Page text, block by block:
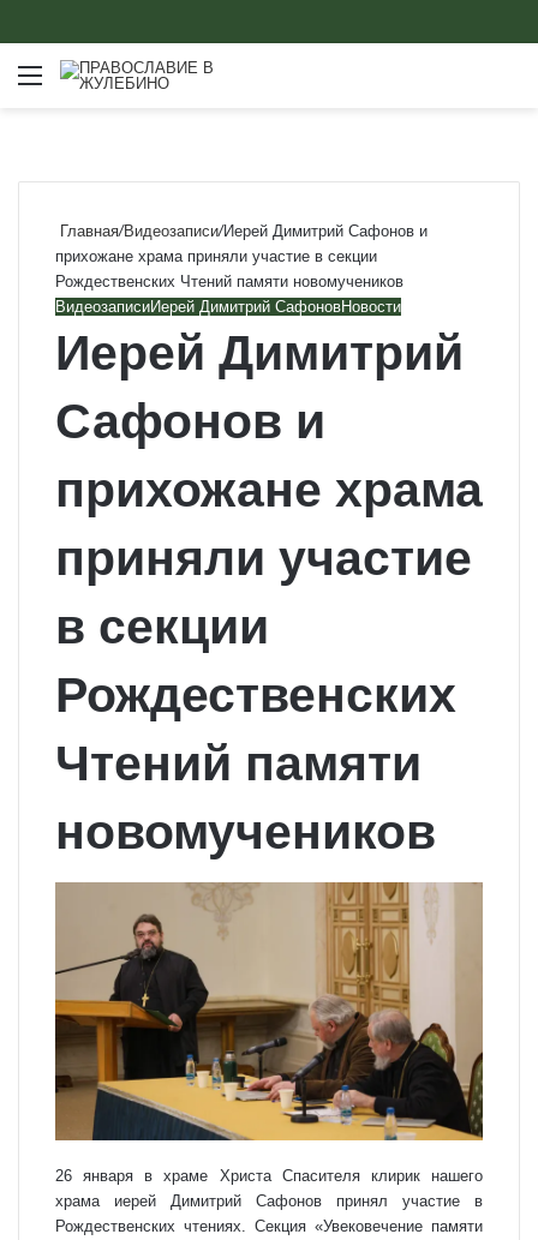
Меню
Главная/Видеозаписи/Иерей Димитрий Сафонов и
прихожане храма приняли участие в секции
Рождественских Чтений памяти новомучеников
ВидеозаписиИерей Димитрий СафоновНовости
Иерей Димитрий
Сафонов и
прихожане храма
приняли участие
в секции
Рождественских
Чтений памяти
новомучеников
26 января в храме Христа Спасителя клирик нашего
храма иерей Димитрий Сафонов принял участие в
Рождественских чтениях. Секция «Увековечение памяти